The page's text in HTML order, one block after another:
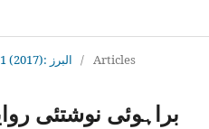
Vol. 9 No. 1 (2017): البرز / Articles
براہوئی نوشتئی